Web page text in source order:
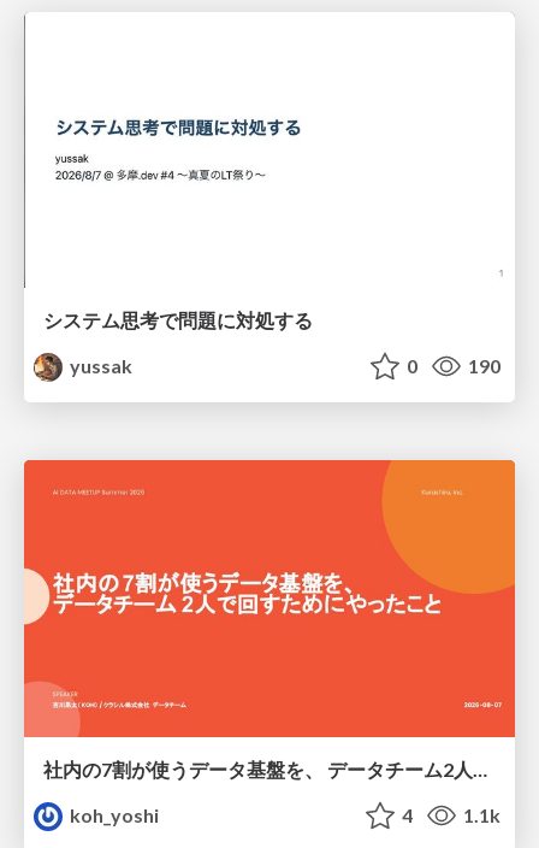
システム思考で問題に対処する
yussak
0 190
koh_yoshi
4 1.1k